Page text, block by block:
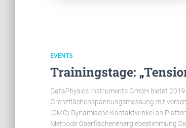
EVENTS
Trainingstage:
DataPhysics Instruments GmbH bietet
Grenzflächenspannungsmessung mit
(CMC) Dynamische Kontaktwinkel an
Methode Oberflächenenergiebestimmung